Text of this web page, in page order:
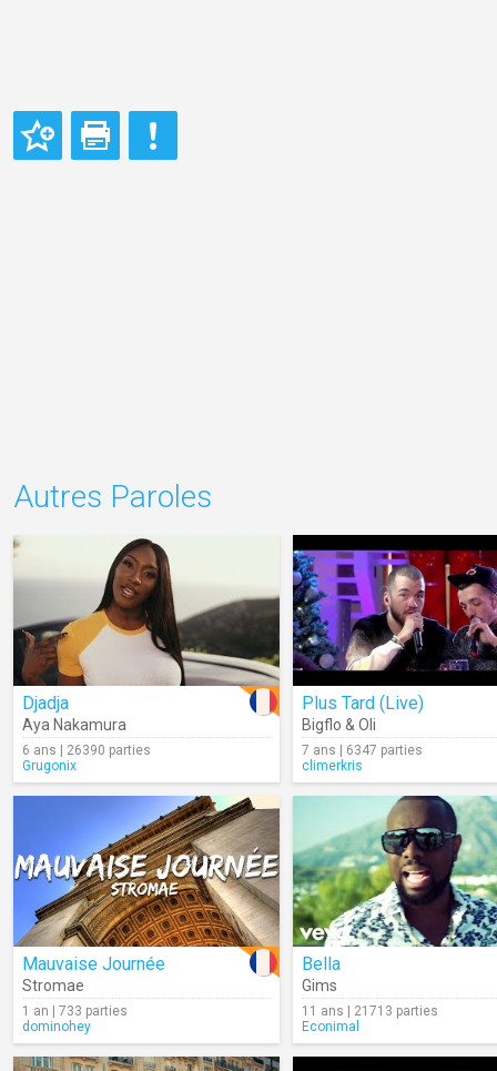
Autres Paroles
Djadja
Aya Nakamura
6 ans | 26390 parties
Grugonix
Plus Tard (Live)
Bigflo & Oli
7 ans | 6347 parties
climerkris
Mauvaise Journée
Stromae
1 an | 733 parties
dominohey
Bella
Gims
11 ans | 21713 parties
Econimal